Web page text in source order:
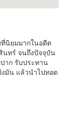
ยมมากในอดีต
นทร์ จนถึงปัจจุบัน
าก รับประทาน
มัน แล้วนำไปทอด